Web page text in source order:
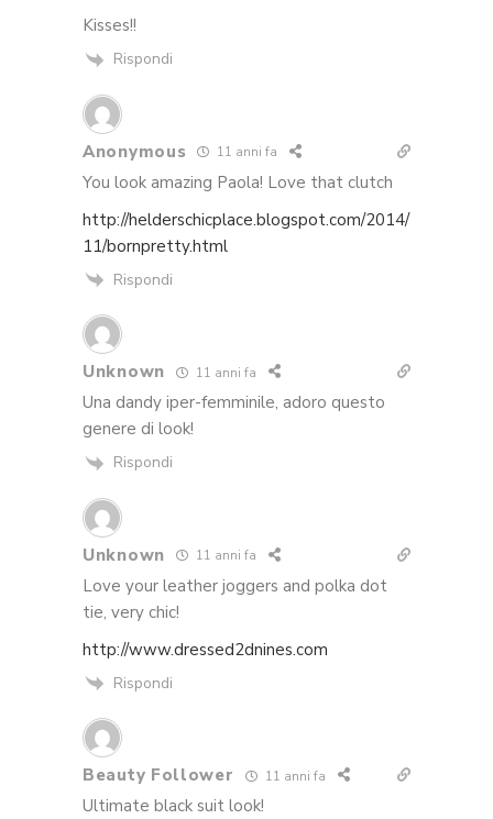
Kisses!!
Rispondi
Anonymous 11 anni fa
You look amazing Paola! Love that clutch
http://helderschicplace.blogspot.com/2014/
11/bornpretty.html
Rispondi
Unknown 11 anni fa
Una dandy iper-femminile, adoro questo
genere di look!
Rispondi
Unknown 11 anni fa
Love your leather joggers and polka dot
tie, very chic!
http://www.dressed2dnines.com
Rispondi
Beauty Follower 11 anni fa
Ultimate black suit look!